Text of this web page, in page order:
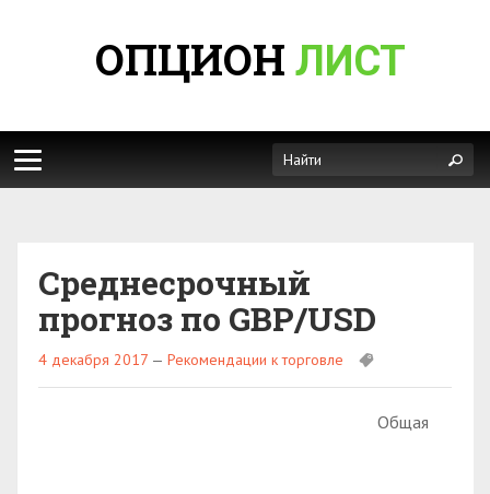
ОПЦИОН ЛИСТ
Среднесрочный
прогноз по GBP/USD
4 декабря 2017 — Рекомендации к торговле
Общая